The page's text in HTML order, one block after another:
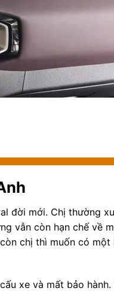
đời mới. Chị thường
vẫn còn hạn chế về
chị thì muốn có một
xe và mất bảo hành.